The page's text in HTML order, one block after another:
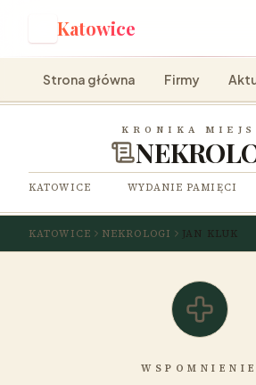
Katowice
Strona główna Firmy
KRONIKA
KATOWICE WYDANIE PAMIĘCI
KATOWICE NEKROLOGI JAN KLUK
WSPOMNIENIE